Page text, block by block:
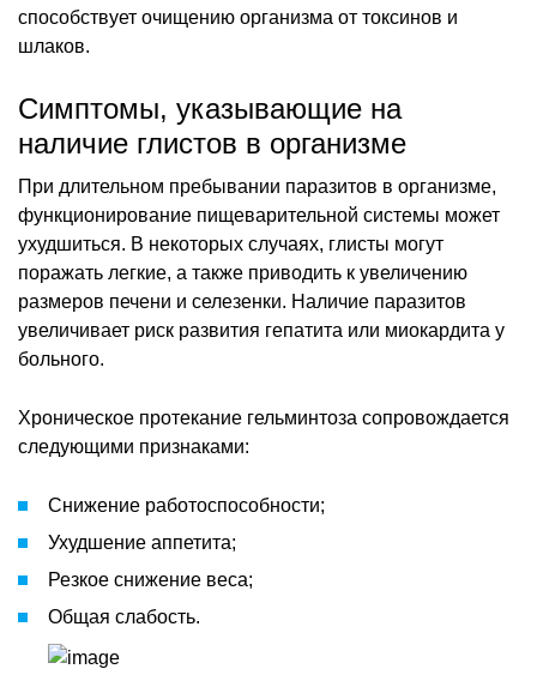
способствует очищению организма от токсинов и
шлаков.
Симптомы, указывающие на
наличие глистов в организме
При длительном пребывании паразитов в организме,
функционирование пищеварительной системы может
ухудшиться. В некоторых случаях, глисты могут
поражать легкие, а также приводить к увеличению
размеров печени и селезенки. Наличие паразитов
увеличивает риск развития гепатита или миокардита у
больного.
Хроническое протекание гельминтоза сопровождается
следующими признаками:
Снижение работоспособности;
Ухудшение аппетита;
Резкое снижение веса;
Общая слабость.